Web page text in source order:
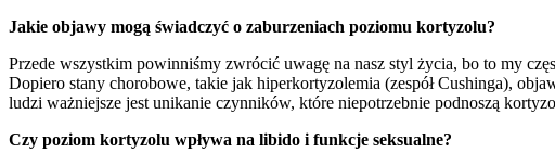
Jakie objawy mogą świadczyć o zaburzeniach poziomu kortyzolu?
Przede wszystkim powinniśmy zwrócić uwagę na nasz styl życia, bo to my
Dopiero stany chorobowe, takie jak hiperkortyzolemia (zespół Cushinga),
ludzi ważniejsze jest unikanie czynników, które niepotrzebnie podnoszą
Czy poziom kortyzolu wpływa na libido i funkcje seksualne?